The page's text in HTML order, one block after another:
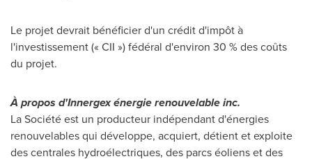
Le projet devrait bénéficier d'un crédit d'impôt à
l'investissement (« CII ») fédéral d'environ 30 % des coûts
du projet.
À propos d'Innergex énergie renouvelable inc.
La Société est un producteur indépendant d'énergies
renouvelables qui développe, acquiert, détient et exploite
des centrales hydroélectriques, des parcs éoliens et des